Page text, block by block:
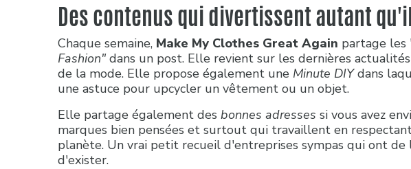
Des contenus qui divertissent autant
Chaque semaine, Make My Clothes Great Again partage les
Fashion"dans un post. Elle revient sur les dernières
de la mode. Elle propose également une Minute DIYdans
une astuce pour upcycler un vêtement ou un objet.
Elle partage également des bonnes adresses si vous avez
marques bien pensées et surtout qui travaillent en
planète. Un vrai petit recueil d'entreprises sympas qui ont
d'exister.